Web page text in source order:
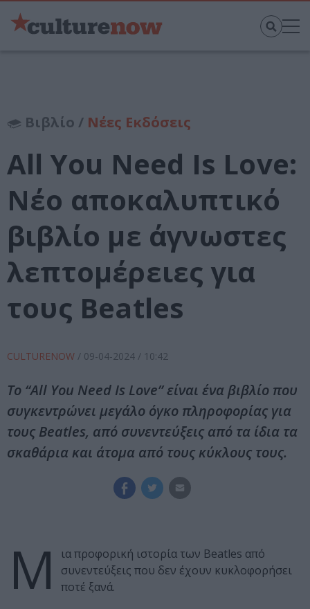
Βιβλίο / Νέες Εκδόσεις
All You Need Is Love:
Νέο αποκαλυπτικό
βιβλίο με άγνωστες
λεπτομέρειες για
τους Beatles
CULTURENOW / 09-04-2024 / 10:42
Το “All You Need Is Love” είναι ένα βιβλίο που
συγκεντρώνει μεγάλο όγκο πληροφορίας για
τους Beatles, από συνεντεύξεις από τα ίδια τα
σκαθάρια και άτομα από τους κύκλους τους.
Μ
ια προφορική ιστορία των Beatles από
συνεντεύξεις που δεν έχουν κυκλοφορήσει
ποτέ ξανά.